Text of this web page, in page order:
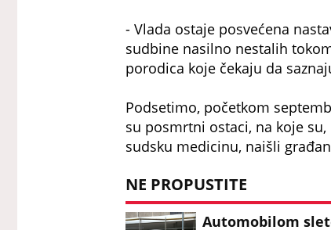
- Vlada ostaje posvećena
sudbine nasilno nestalih
porodica koje čekaju da
Podsetimo, početkom
su posmrtni ostaci, na koje
sudsku medicinu, naišli
NE PROPUSTITE
Automobilom